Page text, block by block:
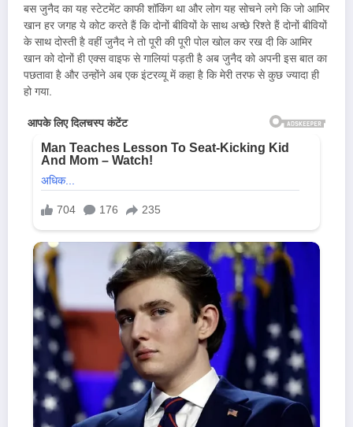
बस जुनैद का यह स्टेटमेंट काफी शॉकिंग था और लोग यह सोचने लगे कि जो आमिर
खान हर जगह ये कोट करते हैं कि दोनों बीवियों के साथ अच्छे रिश्ते हैं दोनों बीवियों
के साथ दोस्ती है वहीं जुनैद ने तो पूरी की पूरी पोल खोल कर रख दी कि आमिर
खान को दोनों ही एक्स वाइफ से गालियां पड़ती है अब जुनैद को अपनी इस बात का
पछतावा है और उन्होंने अब एक इंटरव्यू में कहा है कि मेरी तरफ से कुछ ज्यादा ही
हो गया.